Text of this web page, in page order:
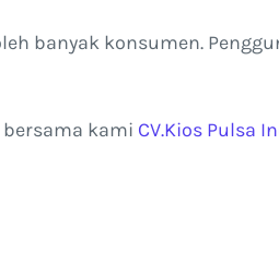
banyak konsumen.
kami CV.Kios Pulsa